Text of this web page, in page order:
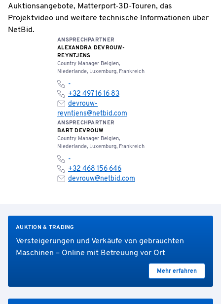
Auktionsangebote, Matterport-3D-Touren, das
Projektvideo und weitere technische Informationen über
NetBid.
ANSPRECHPARTNER
ALEXANDRA DEVROUW-
REYNTJENS
Country Manager Belgien,
Niederlande, Luxemburg, Frankreich
-
+32 497 16 16 83
devrouw-
reyntjens@netbid.com
ANSPRECHPARTNER
BART DEVROUW
Country Manager Belgien,
Niederlande, Luxemburg, Frankreich
-
+32 468 156 646
devrouw@netbid.com
AUKTION & TRADING
Versteigerungen und Verkäufe von gebrauchten
Maschinen – Online mit Betreuung vor Ort
Mehr erfahren